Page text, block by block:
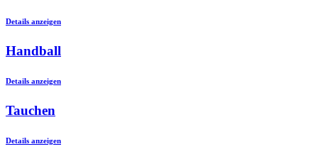
Details anzeigen
Handball
Details anzeigen
Tauchen
Details anzeigen